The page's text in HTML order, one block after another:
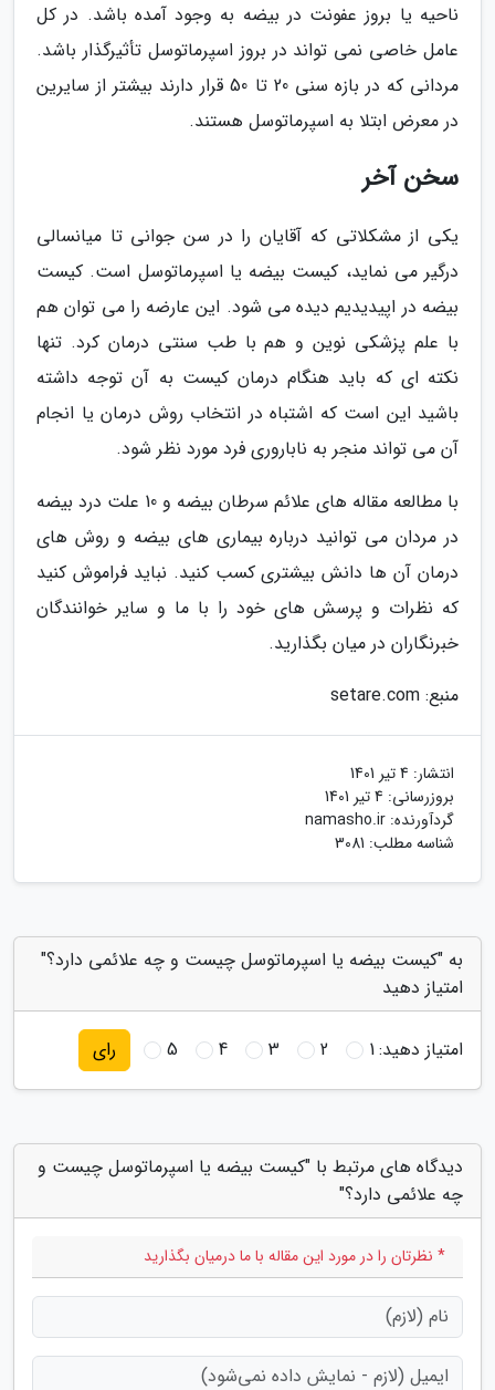
ناحیه یا بروز عفونت در بیضه به وجود آمده باشد. در کل
عامل خاصی نمی تواند در بروز اسپرماتوسل تأثیرگذار باشد.
مردانی که در بازه سنی 20 تا 50 قرار دارند بیشتر از سایرین
در معرض ابتلا به اسپرماتوسل هستند.
سخن آخر
یکی از مشکلاتی که آقایان را در سن جوانی تا میانسالی
درگیر می نماید، کیست بیضه یا اسپرماتوسل است. کیست
بیضه در اپیدیدیم دیده می شود. این عارضه را می توان هم
با علم پزشکی نوین و هم با طب سنتی درمان کرد. تنها
نکته ای که باید هنگام درمان کیست به آن توجه داشته
باشید این است که اشتباه در انتخاب روش درمان یا انجام
آن می تواند منجر به ناباروری فرد مورد نظر شود.
با مطالعه مقاله های علائم سرطان بیضه و 10 علت درد بیضه
در مردان می توانید درباره بیماری های بیضه و روش های
درمان آن ها دانش بیشتری کسب کنید. نباید فراموش کنید
که نظرات و پرسش های خود را با ما و سایر خوانندگان
خبرنگاران در میان بگذارید.
منبع: setare.com
انتشار: 4 تیر 1401
بروزرسانی: 4 تیر 1401
گردآورنده: namasho.ir
شناسه مطلب: 3081
به "کیست بیضه یا اسپرماتوسل چیست و چه علائمی دارد؟"
امتیاز دهید
امتیاز دهید:1
2
3
4
5 رای
دیدگاه های مرتبط با "کیست بیضه یا اسپرماتوسل چیست و
چه علائمی دارد؟"
* نظرتان را در مورد این مقاله با ما درمیان بگذارید